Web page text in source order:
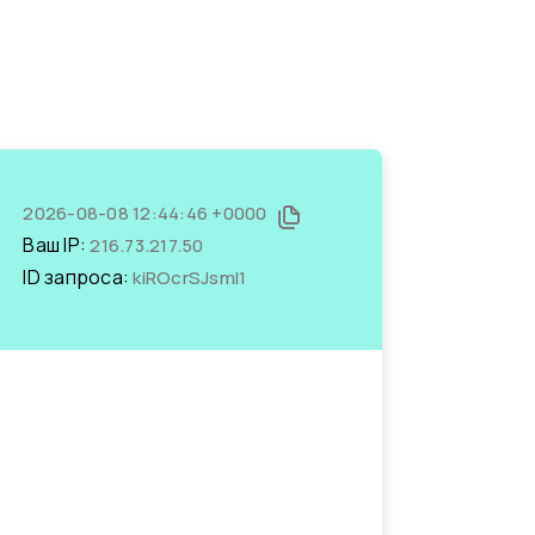
2026-08-08 12:44:46 +0000
Ваш IP:216.73.217.50
ID запроса:kiROcrSJsmI1